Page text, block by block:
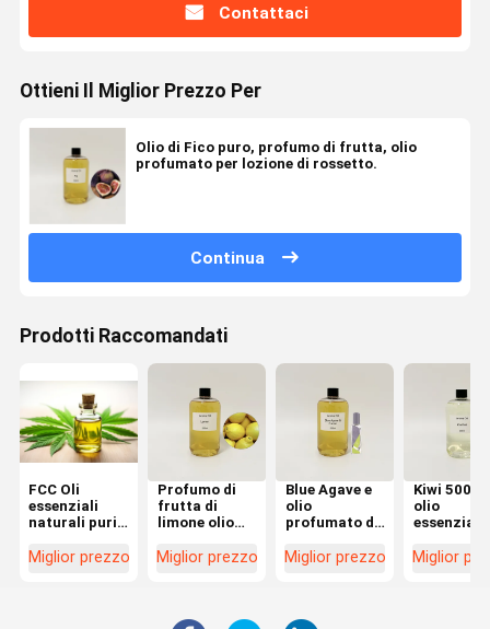
Contattaci
Ottieni Il Miglior Prezzo Per
Olio di Fico puro, profumo di frutta, olio
profumato per lozione di rossetto.
Continua
Prodotti Raccomandati
FCC Oli
essenziali
naturali puri,
essenziale
Miglior prezzo
Profumo di
frutta di
limone olio
composito
olio
Miglior prezzo
Blue Agave e
olio
profumato di
uso
Miglior prezzo
Kiwi 500
olio
essenziale
libero per
Miglior